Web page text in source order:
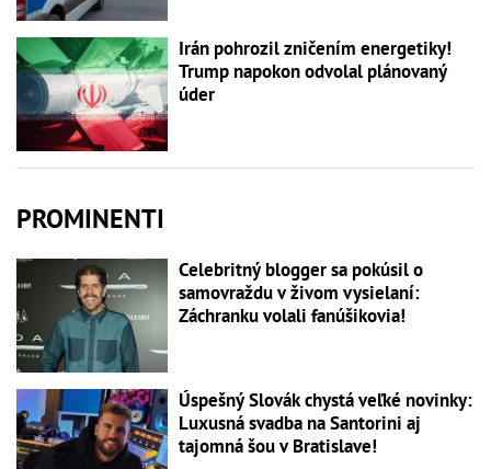
Irán pohrozil zničením energetiky!
Trump napokon odvolal plánovaný
úder
PROMINENTI
Celebritný blogger sa pokúsil o
samovraždu v živom vysielaní:
Záchranku volali fanúšikovia!
Úspešný Slovák chystá veľké novinky:
Luxusná svadba na Santorini aj
tajomná šou v Bratislave!